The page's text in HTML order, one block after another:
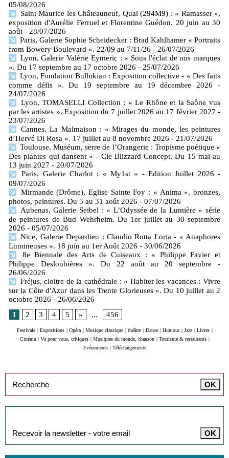
05/08/2026
Saint Maurice les Châteauneuf, Quai (294M9) : « Ramasser »,
exposition d'Aurélie Ferruel et Florentine Guédon. 20 juin au 30
août - 28/07/2026
Paris, Galerie Sophie Scheidecker : Brad Kahlhamer « Portraits
from Bowery Boulevard ». 22/09 au 7/11/26 - 26/07/2026
Lyon, Galerie Valérie Eymeric : « Sous l'éclat de nos marques
». Du 17 septembre au 17 octobre 2026 - 25/07/2026
Lyon, Fondation Bullukian : Exposition collective - « Des faits
comme défis ». Du 19 septembre au 19 décembre 2026
-
24/07/2026
Lyon, TOMASELLI Collection : « Le Rhône et la Saône vus
par les artistes ». Exposition du 7 juillet 2026 au 17 février 2027 -
23/07/2026
Cannes, La Malmaison : « Mirages du monde, les peintures
d’Hervé Di Rosa ». 17 juillet au 8 novembre 2026 - 21/07/2026
Toulouse, Muséum, serre de l’Orangerie : Tropisme poétique «
Des plantes qui dansent » - Cie Blizzard Concept. Du 15 mai au
13 juin 2027 - 20/07/2026
Paris, Galerie Charlot : « My1st » - Edition Juillet 2026 -
09/07/2026
Mirmande (Drôme), Eglise Sainte Foy : « Anima », bronzes,
photos, peintures. Du 5 au 31 août 2026 - 07/07/2026
Aubenas, Galerie Seibel : « L’Odyssée de la Lumière » série
de peintures de Bud Wehrheim. Du 1er juillet au 30 septembre
2026 - 05/07/2026
Nice, Galerie Depardieu : Claudio Rotta Loria - « Anaphores
Lumineuses ». 18 juin au 1er Août 2026 - 30/06/2026
8e Biennale des Arts de Cuiseaux : « Philippe Favier et
Philippe Desloubières ». Du 22 août au 20 septembre
-
26/06/2026
Fréjus, cloitre de la cathédrale : « Habiter les vacances : Vivre
sur la Côte d'Azur dans les Trente Glorieuses ». Du 10 juillet au 2
octobre 2026 - 26/06/2026
1
2 3 4 5 » ... 456
Festivals | Expositions | Opéra | Musique classique | théâtre | Danse | Humour | Jazz | Livres |
Cinéma | Vu pour vous, critiques | Musiques du monde, chanson | Tourisme & restaurants |
Evénements | Téléchargements